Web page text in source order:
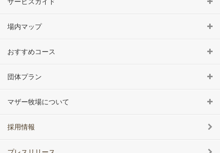
場内マップ
おすすめコース
団体プラン
マザー牧場について
採用情報